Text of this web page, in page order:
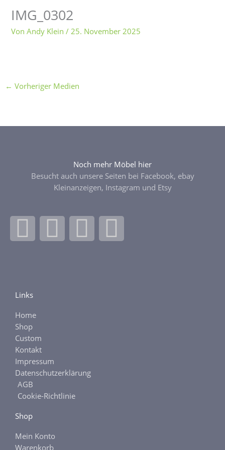
IMG_0302
VonAndy Klein/ 25. November 2025
← Vorheriger Medien
Noch mehr Möbel hier
Besucht auch unsere Seiten bei Facebook, ebay
Kleinanzeigen, Instagram und Etsy
F
e
b
o
o
k
-
I
g
r
a
m
E E
Links
Home
Shop
Custom
Kontakt
Impressum
Datenschutzerklärung
AGB
Cookie-Richtlinie
Shop
Mein Konto
Warenkorb